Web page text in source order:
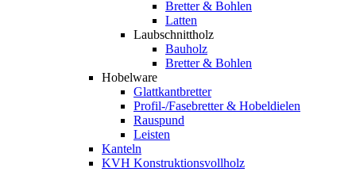
Bretter & Bohlen
Latten
Laubschnittholz
Bauholz
Bretter & Bohlen
Hobelware
Glattkantbretter
Profil-/Fasebretter & Hobeldielen
Rauspund
Leisten
Kanteln
KVH Konstruktionsvollholz